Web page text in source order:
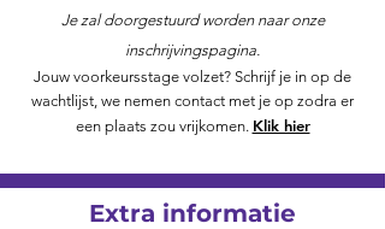
Je zal doorgestuurd worden naar onze
inschrijvingspagina.
Jouw voorkeursstage volzet? Schrijf je in op de
wachtlijst, we nemen contact met je op zodra er
een plaats zou vrijkomen. Klik hier
Extra informatie